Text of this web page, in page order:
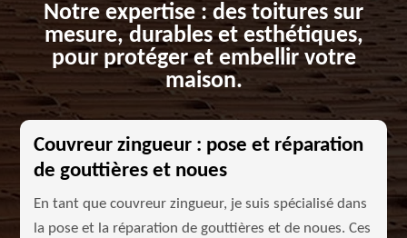
Notre expertise : des toitures sur
mesure, durables et esthétiques,
pour protéger et embellir votre
maison.
Couvreur zingueur : pose et réparation
de gouttières et noues
En tant que couvreur zingueur, je suis spécialisé dans
la pose et la réparation de gouttières et de noues. Ces